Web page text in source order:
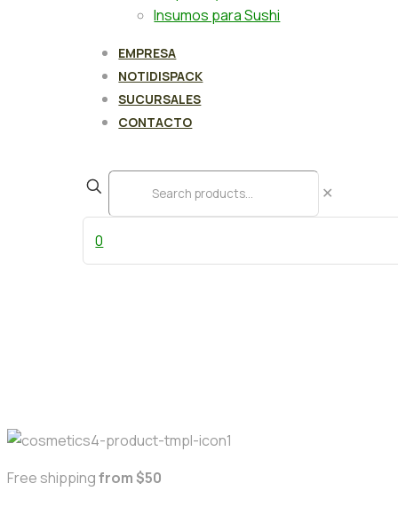
Insumos para Sushi
EMPRESA
NOTIDISPACK
SUCURSALES
CONTACTO
✕
0
Free shippingfrom $50